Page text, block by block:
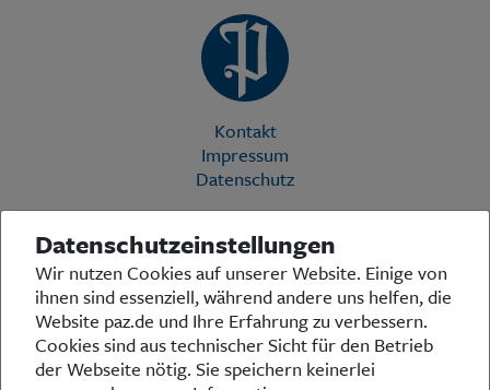
Kontakt
Impressum
Datenschutz
Die Preußische Allgemeine Zeitung (PAZ) ist eine einzigartige Stimme
in der deutschen Medienlandschaft. Woche für Woche berichtet sie
über das aktuelle Zeitgeschehen in Politik, Kultur und Wirtschaft und
bezieht zu den grundlegenden Entwicklungen unserer Gesellschaft
Stellung. In ihrer Arbeit fühlt sich die Redaktion dem traditionellen
preußischen Wertekanon verpflichtet: Das alte Preußen stand und
steht für religiöse und weltanschauliche Toleranz, für Heimatliebe
Datenschutzeinstellungen
Wir nutzen Cookies auf unserer Website. Einige von
ihnen sind essenziell, während andere uns helfen, die
Website paz.de und Ihre Erfahrung zu verbessern.
Cookies sind aus technischer Sicht für den Betrieb
der Webseite nötig. Sie speichern keinerlei